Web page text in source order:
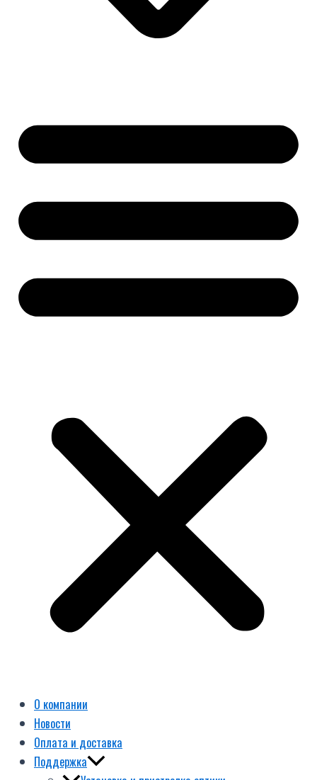
О компании
Новости
Оплата и доставка
Поддержка